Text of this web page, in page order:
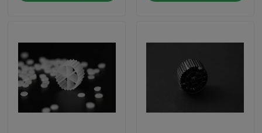
Verzoek om een Citaat
MBBR-filtermedia